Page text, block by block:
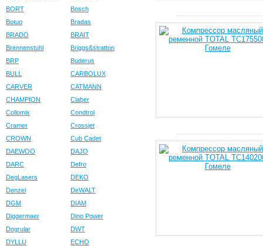
BORT
Bosch
Botuo
Bradas
BRADO
BRAIT
Brennenstuhl
Briggs&stratton
BRP
Buderus
BULL
CARBOLUX
CARVER
CATMANN
CHAMPION
Claber
Collomix
Condtrol
Cramer
Crossjet
CROWN
Cub Cadet
DAEWOO
DAJO
DARC
Defro
DegLasers
DEKO
Denzel
DeWALT
DGM
DIAM
Diggermaer
Dino Power
Dogrular
DWT
DYLLU
ECHO